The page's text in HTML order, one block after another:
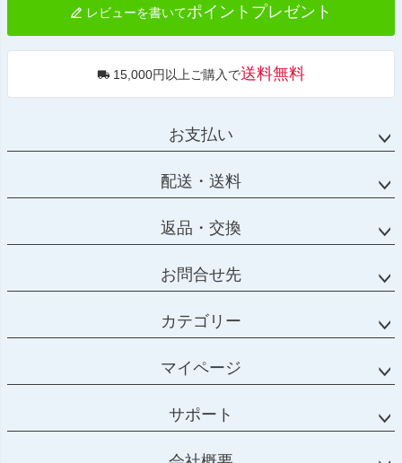
レビューを書いてポイントプレゼント
15,000円以上ご購入で送料無料
お支払い
配送・送料
返品・交換
お問合せ先
カテゴリー
マイページ
サポート